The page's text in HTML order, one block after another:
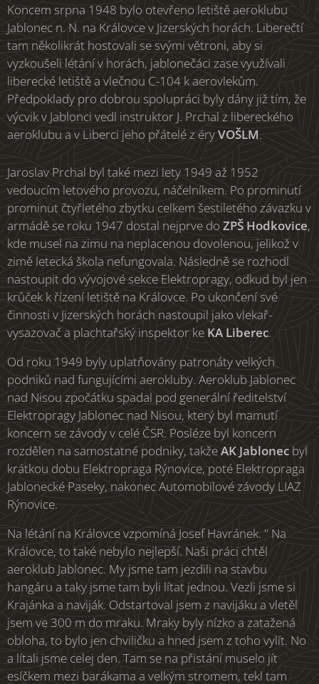
Koncem srpna 1948 bylo otevřeno letiště aeroklubu
Jablonec n. N. na Královce v Jizerských horách. Liberečtí
tam několikrát hostovali se svými větroni, aby si
vyzkoušeli létání v horách, jablonečáci zase využívali
liberecké letiště a vlečnou C-104 k aerovlekům.
Předpoklady pro dobrou spolupráci byly dány již tím, že
výcvik v Jablonci vedl instruktor J. Prchal z libereckého
aeroklubu a v Liberci jeho přátelé z éryVOŠLM.
Jaroslav Prchal byl také mezi lety 1949 až 1952
vedoucím letového provozu, náčelníkem. Po prominutí
prominut čtyřletého zbytku celkem šestiletého závazku v
armádě se roku 1947 dostal nejprve doZPŠ Hodkovice,
kde musel na zimu na neplacenou dovolenou, jelikož v
zimě letecká škola nefungovala. Následně se rozhodl
nastoupit do vývojové sekce Elektropragy, odkud byl jen
krůček k řízení letiště na Královce. Po ukončení své
činnosti v Jizerských horách nastoupil jako vlekař-
vysazovač a plachtařský inspektor ke KA Liberec.
Od roku 1949 byly uplatňovány patronáty velkých
podniků nad fungujícími aerokluby. Aeroklub Jablonec
nad Nisou zpočátku spadal pod generální ředitelství
Elektropragy Jablonec nad Nisou, který byl mamutí
koncern se závody v celé ČSR. Posléze byl koncern
rozdělen na samostatné podniky, takžeAK Jablonec byl
krátkou dobu Elektropraga Rýnovice, poté Elektropraga
Jablonecké Paseky, nakonec Automobilové závody LIAZ
Rýnovice.
Na létání na Královce vzpomíná Josef Havránek. " Na
Královce, to také nebylo nejlepší. Naši práci chtěl
aeroklub Jablonec. My jsme tam jezdili na stavbu
hangáru a taky jsme tam byli lítat jednou. Vezli jsme si
Krajánka a naviják. Odstartoval jsem z navijáku a vletěl
jsem ve 300 m do mraku. Mraky byly nízko a zatažená
obloha, to bylo jen chviličku a hned jsem z toho vylít. No
a lítali jsme celej den. Tam se na přistání muselo jít
esíčkem mezi barákama a velkým stromem, tekl tam